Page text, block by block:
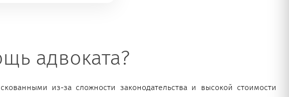
адвоката?
из-за сложности законодательства и высокой стоимости